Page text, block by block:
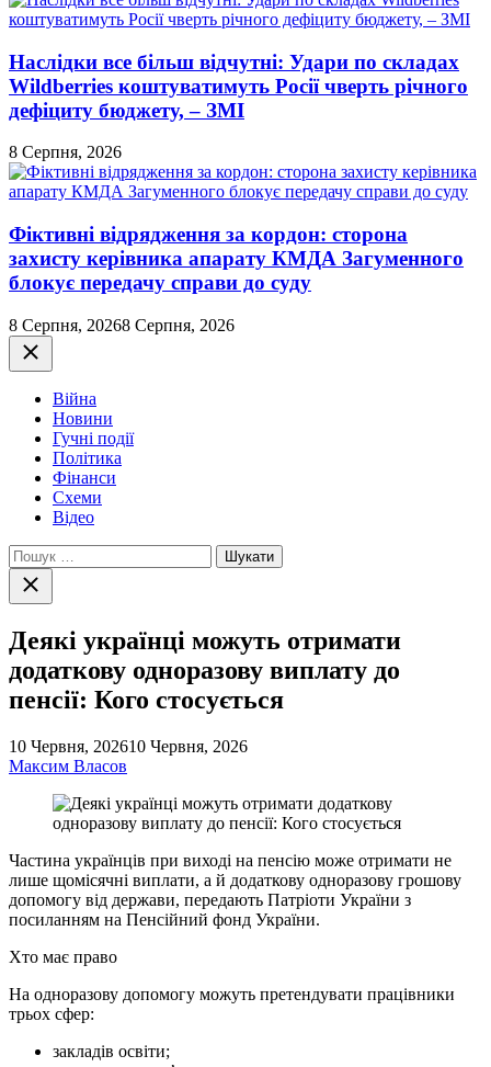
Наслідки все більш відчутні: Удари по складах
Wildberries коштуватимуть Росії чверть річного
дефіциту бюджету, – ЗМІ
8 Серпня, 2026
Фіктивні відрядження за кордон: сторона
захисту керівника апарату КМДА Загуменного
блокує передачу справи до суду
8 Серпня, 20268 Серпня, 2026
Закрити
Війна
Новини
Гучні події
Політика
Фінанси
Схеми
Відео
Пошук:
Закрити
пошук
Деякі українці можуть отримати
додаткову одноразову виплату до
пенсії: Кого стосується
10 Червня, 202610 Червня, 2026
Максим Власов
Частина українців при виході на пенсію може отримати не
лише щомісячні виплати, а й додаткову одноразову грошову
допомогу від держави, передають Патріоти України з
посиланням на Пенсійний фонд України.
Хто має право
На одноразову допомогу можуть претендувати працівники
трьох сфер:
закладів освіти;